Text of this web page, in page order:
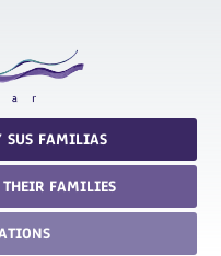
SUS FAMILIAS
FAMILIES